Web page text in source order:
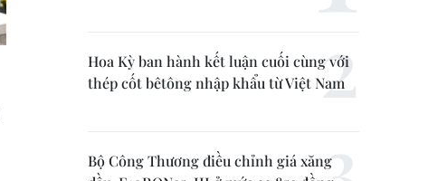
Hoa Kỳ ban hành kết luận cuối cùng với
thép cốt bêtông nhập khẩu từ Việt Nam
Bộ Công Thương điều chỉnh giá xăng